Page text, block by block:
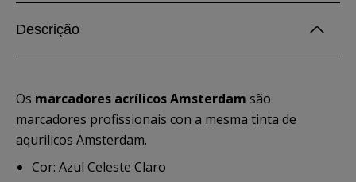
Descrição
Os marcadores acrílicos Amsterdam são
marcadores profissionais con a mesma tinta de
aqurilicos Amsterdam.
Cor: Azul Celeste Claro